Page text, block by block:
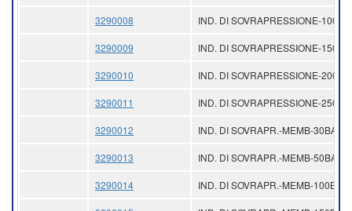
3290008 IND. DI SOVRAPRESSIONE-
3290009 IND. DI SOVRAPRESSIONE-
3290010 IND. DI SOVRAPRESSIONE-
3290011 IND. DI SOVRAPRESSIONE-
3290012 IND. DI SOVRAPR.-MEMB-30BAR
3290013 IND. DI SOVRAPR.-MEMB-50BAR
3290014 IND. DI SOVRAPR.-MEMB-100BAR